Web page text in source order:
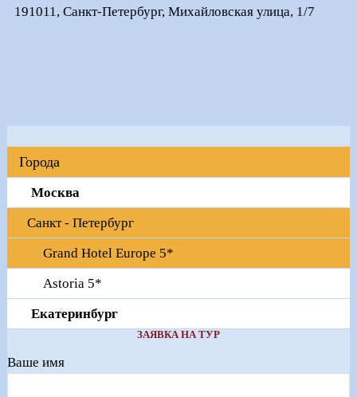
191011, Санкт-Петербург, Михайловская улица, 1/7
Города
Москва
Санкт - Петербург
Grand Hotel Europe 5*
Astoria 5*
Екатеринбург
ЗАЯВКА НА ТУР
Ваше имя